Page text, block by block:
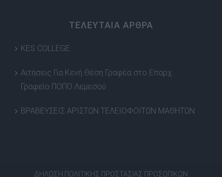
ΤΕΛΕΥΤΑΙΑ ΑΡΘΡΑ
KES COLLEGE
Αιτήσεις Για Κενή Θέση Γραφέα στο Επαρχ.
Γραφείο ΠΟΠΟ Λεμεσού
ΒΡΑΒΕΥΣΕΙΣ ΑΡΙΣΤΩΝ ΤΕΛΕΙΟΦΟΙΤΩΝ ΜΑΘΗΤΩΝ
ΔΗΛΩΣΗ ΠΟΛΙΤΙΚΗΣ ΠΡΟΣΤΑΣΙΑΣ ΠΡΟΣΩΠΙΚΩΝ